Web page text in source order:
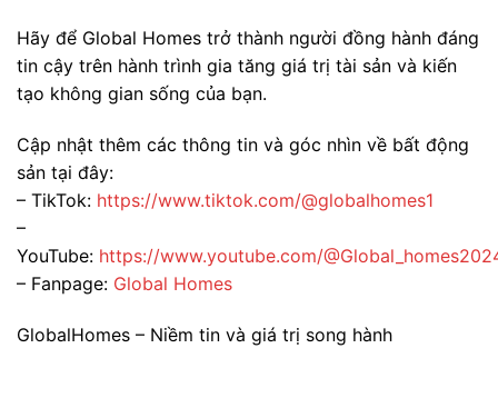
Hãy để Global Homes trở thành người đồng hành đáng
tin cậy trên hành trình gia tăng giá trị tài sản và kiến
tạo không gian sống của bạn.
Cập nhật thêm các thông tin và góc nhìn về bất động
sản tại đây:
– TikTok: https://www.tiktok.com/@globalhomes1
–
YouTube: https://www.youtube.com/
– Fanpage: Global Homes
GlobalHomes – Niềm tin và giá trị song hành